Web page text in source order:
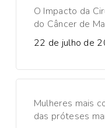
O Impacto da
do Câncer de
22 de julho de
Mulheres mais
das próteses